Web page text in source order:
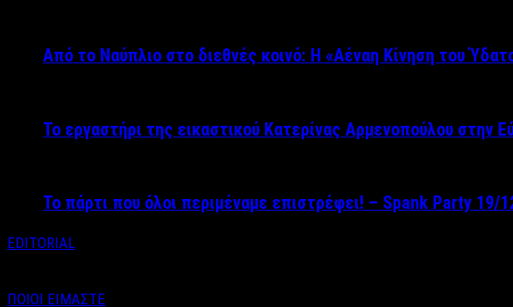
Από το Ναύπλιο στο διεθνές κοινό: Η «Αέναη Κίνηση του
Το εργαστήρι της εικαστικού Κατερίνας Αρμενοπούλου στην
Το πάρτι που όλοι περιμέναμε επιστρέφει! – Spank Party 19/
EDITORIAL
ΠΟΙΟΙ ΕΙΜΑΣΤΕ